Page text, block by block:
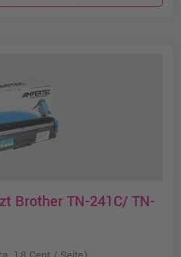
Brother TN-241C/ TN-